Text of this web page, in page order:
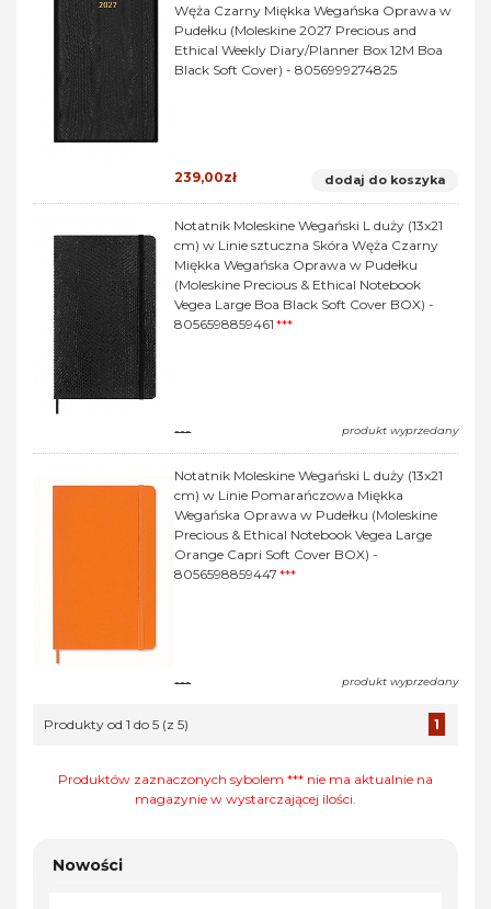
Nowości
Węża Czarny Miękka Wegańska Oprawa w
Pudełku (Moleskine 2027 Precious and
Ethical Weekly Diary/Planner Box 12M Boa
Black Soft Cover) - 8056999274825
239,00zł dodaj do koszyka
Notatnik Moleskine Wegański L duży (13x21
cm) w Linie sztuczna Skóra Węża Czarny
Miękka Wegańska Oprawa w Pudełku
(Moleskine Precious & Ethical Notebook
Vegea Large Boa Black Soft Cover BOX) -
8056598859461 ***
--- produkt wyprzedany
Notatnik Moleskine Wegański L duży (13x21
cm) w Linie Pomarańczowa Miękka
Wegańska Oprawa w Pudełku (Moleskine
Precious & Ethical Notebook Vegea Large
Orange Capri Soft Cover BOX) -
8056598859447 ***
--- produkt wyprzedany
1
Produkty od 1 do 5 (z 5)
Produktów zaznaczonych sybolem *** nie ma aktualnie na
magazynie w wystarczającej ilości.